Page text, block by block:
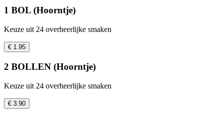
1 BOL (Hoorntje)
Keuze uit 24 overheerlijke smaken
€ 1.95
2 BOLLEN (Hoorntje)
Keuze uit 24 overheerlijke smaken
€ 3.90